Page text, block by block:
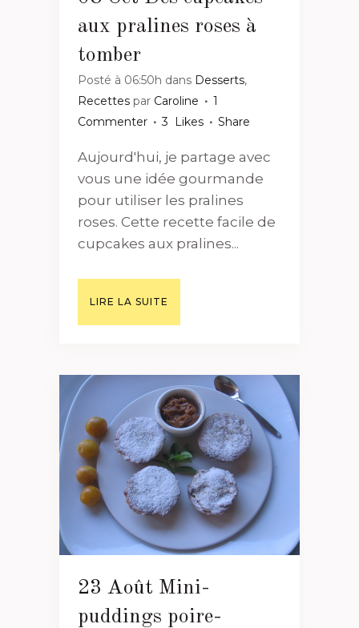
aux pralines roses à
tomber
Posté à 06:50h dans Desserts,
Recettes par Caroline
1
Commenter
3 Likes Share
Aujourd'hui, je partage avec
vous une idée gourmande
pour utiliser les pralines
roses. Cette recette facile de
cupcakes aux pralines...
LIRE LA SUITE
23 Août Mini-
puddings poire-